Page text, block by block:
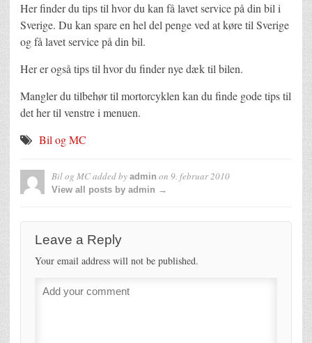
Her finder du tips til hvor du kan få lavet service på din bil i
Sverige. Du kan spare en hel del penge ved at køre til Sverige
og få lavet service på din bil.
Her er også tips til hvor du finder nye dæk til bilen.
Mangler du tilbehør til mortorcyklen kan du finde gode tips til
det her til venstre i menuen.
Bil og MC
Bil og MCadded by admin on 9. februar 2010
View all posts by admin →
Leave a Reply
Your email address will not be published.